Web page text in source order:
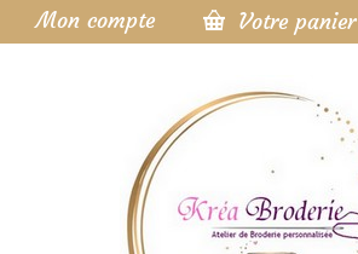
Mon compte Votre panier